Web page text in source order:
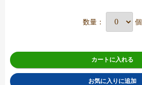
数量： 個
カートに入れる
お気に入りに追加